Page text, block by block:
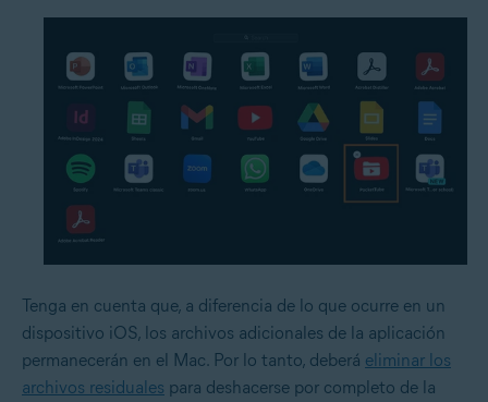
Tenga en cuenta que, a diferencia de lo que ocurre en un
dispositivo iOS, los archivos adicionales de la aplicación
permanecerán en el Mac. Por lo tanto, deberá eliminar los
archivos residuales para deshacerse por completo de la